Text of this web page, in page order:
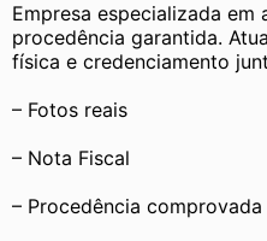
Empresa especializada em
procedência garantida.
física e credenciamento
– Fotos reais
– Nota Fiscal
– Procedência comprovada